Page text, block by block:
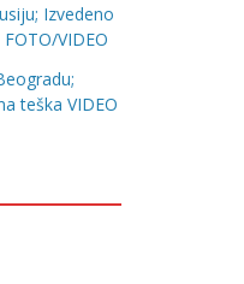
Izvedeno
VIDEO
teška VIDEO